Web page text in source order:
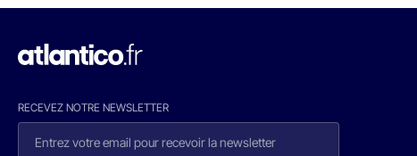
RECEVEZ NOTRE NEWSLETTER